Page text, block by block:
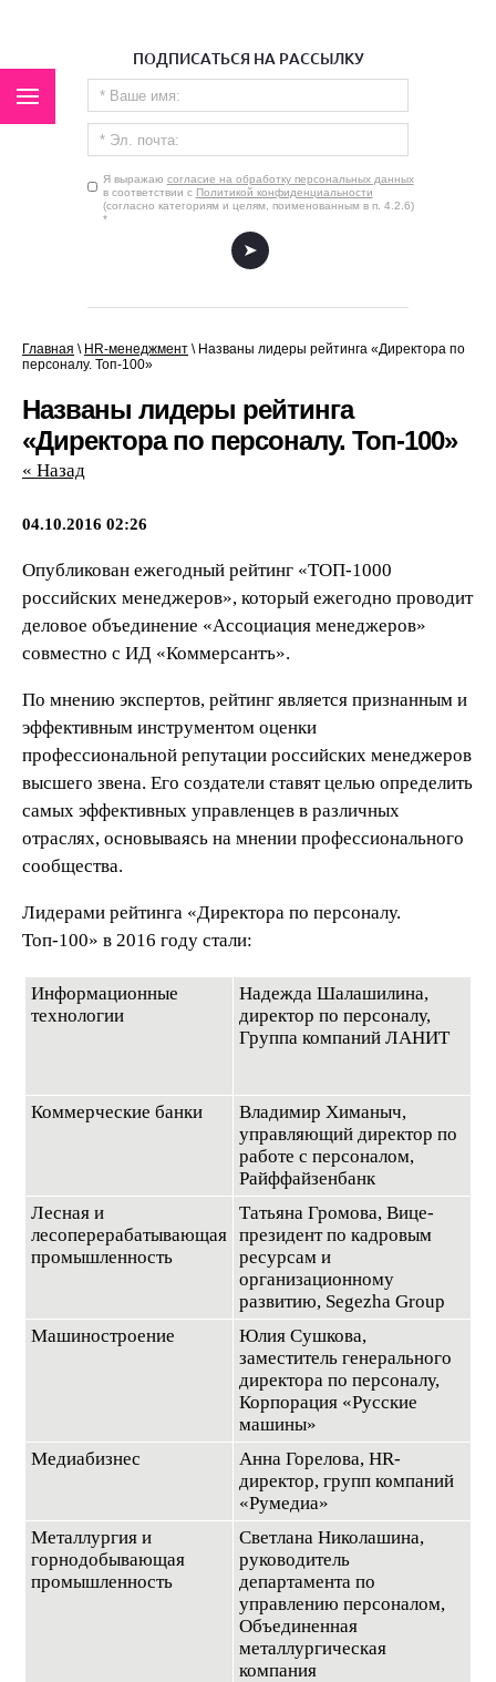
ПОДПИСАТЬСЯ НА РАССЫЛКУ
Я выражаю согласие на обработку персональных данных
в соответствии с Политикой конфиденциальности
(согласно категориям и целям, поименованным в п. 4.2.6)
*
.
Главная \ HR-менеджмент \ Названы лидеры рейтинга «Директора по
персоналу. Топ-100»
Названы лидеры рейтинга
«Директора по персоналу. Топ-100»
« Назад
04.10.2016 02:26
Опубликован ежегодный рейтинг «ТОП-1000
российских менеджеров», который ежегодно проводит
деловое объединение «Ассоциация менеджеров»
совместно с ИД «Коммерсантъ».
По мнению экспертов, рейтинг является признанным и
эффективным инструментом оценки
профессиональной репутации российских менеджеров
высшего звена. Его создатели ставят целью определить
самых эффективных управленцев в различных
отраслях, основываясь на мнении профессионального
сообщества.
Лидерами рейтинга «Директора по персоналу.
Топ-100» в 2016 году стали:
Информационные
технологии
Надежда Шалашилина,
директор по персоналу,
Группа компаний ЛАНИТ
Коммерческие банки
Владимир Химаныч,
управляющий директор по
работе с персоналом,
Райффайзенбанк
Лесная и
лесоперерабатывающая
промышленность
Татьяна Громова, Вице-
президент по кадровым
ресурсам и
организационному
развитию, Segezha Group
Машиностроение
Юлия Сушкова,
заместитель генерального
директора по персоналу,
Корпорация «Русские
машины»
Медиабизнес
Анна Горелова, HR-
директор, групп компаний
«Румедиа»
Металлургия и
горнодобывающая
промышленность
Светлана Николашина,
руководитель
департамента по
управлению персоналом,
Объединенная
металлургическая
компания